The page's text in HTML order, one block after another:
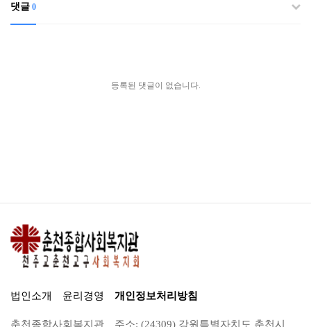
댓글 0
등록된 댓글이 없습니다.
법인소개 윤리경영 개인정보처리방침
춘천종합사회복지관 주소: (24309) 강원특별자치도 춘천시